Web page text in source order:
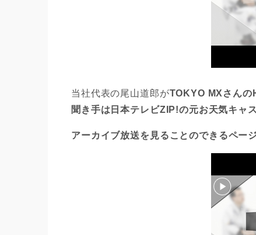
当社代表の尾山道郎がTOKYO MXさんの
聞き手は日本テレビZIP!の元お天気キャ
アーカイブ放送を見ることのできるペー